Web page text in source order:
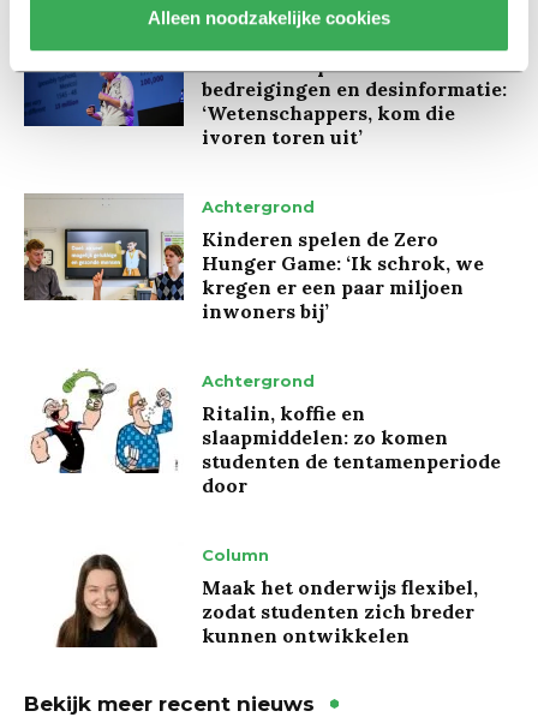
Alleen noodzakelijke cookies
bedreigingen en desinformatie:
‘Wetenschappers, kom die
ivoren toren uit’
Achtergrond
Kinderen spelen de Zero
Hunger Game: ‘Ik schrok, we
kregen er een paar miljoen
inwoners bij’
Achtergrond
Ritalin, koffie en
slaapmiddelen: zo komen
studenten de tentamenperiode
door
Column
Maak het onderwijs flexibel,
zodat studenten zich breder
kunnen ontwikkelen
Bekijk meer recent nieuws